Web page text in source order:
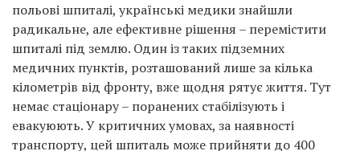
польові шпиталі, українські медики знайшли
радикальне, але ефективне рішення – перемістити
шпиталі під землю. Один із таких підземних
медичних пунктів, розташований лише за кілька
кілометрів від фронту, вже щодня рятує життя. Тут
немає стаціонару – поранених стабілізують і
евакуюють. У критичних умовах, за наявності
транспорту, цей шпиталь може прийняти до 400